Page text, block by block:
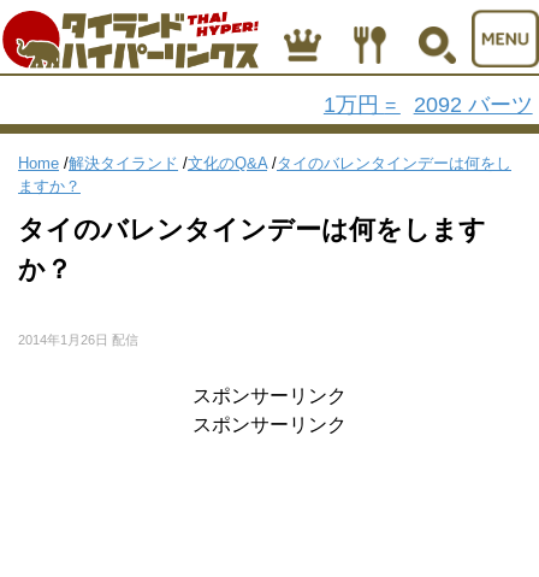
1万円 = 2092 バーツ
Home /解決タイランド /文化のQ&A/タイのバレンタインデーは何をし
ますか？
タイのバレンタインデーは何をします
か？
2014年1月26日 配信
スポンサーリンク
スポンサーリンク